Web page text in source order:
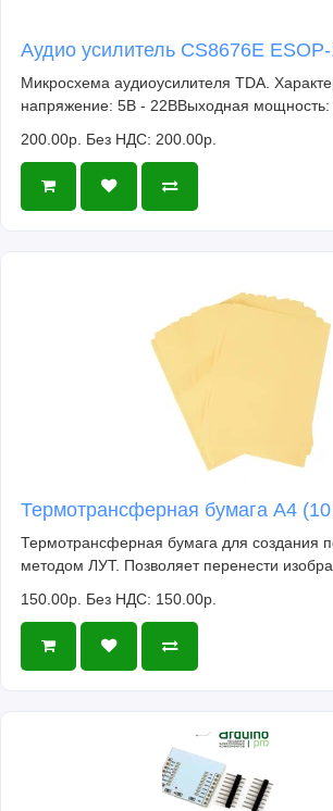
Аудио усилитель CS8676E
Микросхема аудиоусилителя TDA.
напряжение: 5В - 22ВВыходная мощность:
200.00р. Без НДС: 200.00р.
Термотрансферная бумага А4 (10
Термотрансферная бумага для создания
методом ЛУТ. Позволяет перенести
150.00р. Без НДС: 150.00р.